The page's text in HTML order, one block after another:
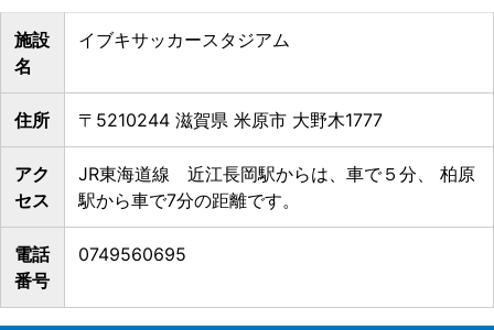
施設
名
イブキサッカースタジアム
住所 〒5210244 滋賀県 米原市 大野木1777
アク
セス
JR東海道線 近江長岡駅からは、車で５分、 柏原
駅から車で7分の距離です。
電話
番号
0749560695